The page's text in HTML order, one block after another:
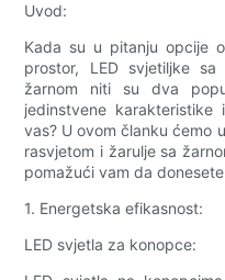
Uvod:
Kada su u pitanju opcije
prostor, LED svjetiljke
žarnom niti su dva
jedinstvene
vas? U ovom članku ćemo
rasvjetom i žarulje sa
pomažući vam da
1. Energetska efikasnost:
LED svjetla za konopce: